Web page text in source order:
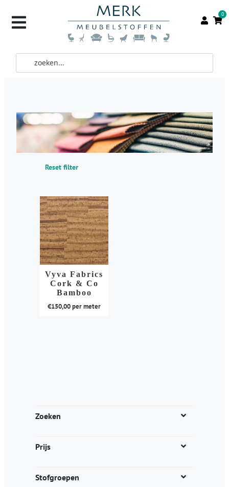
0
Zoeken
Prijs
Stofgroepen
Reset filter
Vyva Fabrics
Cork & Co
Bamboo
€150,00per meter
kan
op
productpagina